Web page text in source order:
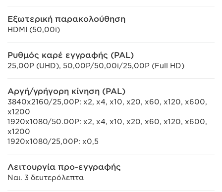
Εξωτερική παρακολούθηση
HDMI (50,00i)
Ρυθμός καρέ εγγραφής (PAL)
25,00P (UHD), 50,00P/50,00i/25,00P (Full HD)
Αργή/γρήγορη κίνηση (PAL)
3840x2160/25,00P: x2, x4, x10, x20, x60, x120, x600,
x1200
1920x1080/50.00P: x2, x4, x10, x20, x60, x120, x600,
x1200
1920x1080/25,00P: x0,5
Λειτουργία προ-εγγραφής
Ναι. 3 δευτερόλεπτα